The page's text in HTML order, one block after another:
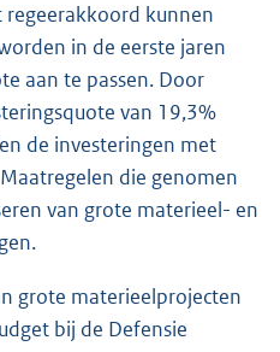
regeerakkoord kunnen
in de eerste jaren
aan te passen. Door
van 19,3%
de investeringen met
die genomen
van grote materieel- en
grote materieelprojecten
bij de Defensie